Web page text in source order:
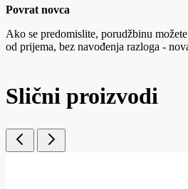
Povrat novca
Ako se predomislite, porudžbinu
od prijema, bez navođenja razloga -
Slični proizvodi